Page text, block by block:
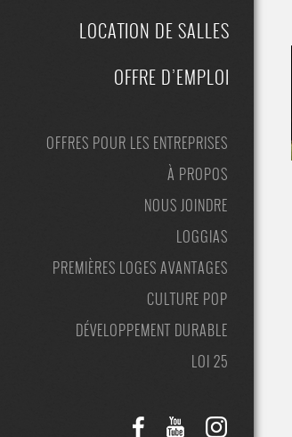
LOCATION DE SALLES
OFFRE D’EMPLOI
OFFRES POUR LES ENTREPRISES
À PROPOS
NOUS JOINDRE
LOGGIAS
PREMIÈRES LOGES AVANTAGES
CULTURE POP
DÉVELOPPEMENT DURABLE
LOI 25